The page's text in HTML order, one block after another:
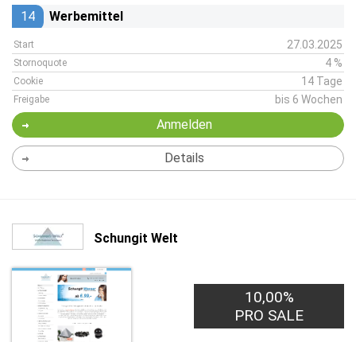
14 Werbemittel
Start 27.03.2025
Stornoquote 4 %
Cookie 14 Tage
Freigabe bis 6 Wochen
Anmelden
Details
Schungit Welt
10,00%
PRO SALE